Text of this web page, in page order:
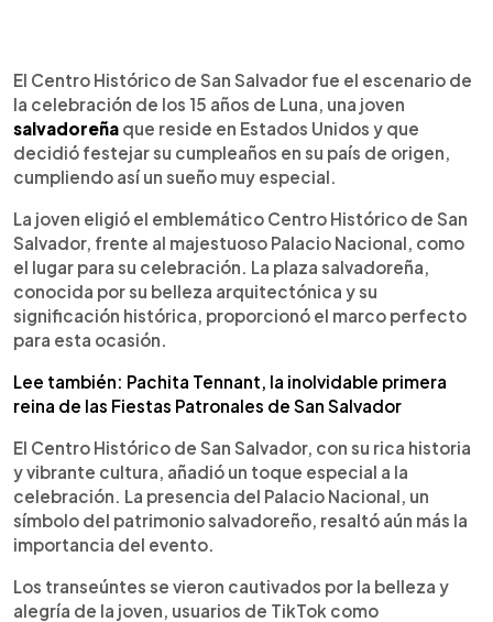
Escuchar artículo
El Centro Histórico de San Salvador fue el escenario de
la celebración de los 15 años de Luna, una joven
salvadoreña que reside en Estados Unidos y que
decidió festejar su cumpleaños en su país de origen,
cumpliendo así un sueño muy especial.
La joven eligió el emblemático Centro Histórico de San
Salvador, frente al majestuoso Palacio Nacional, como
el lugar para su celebración. La plaza salvadoreña,
conocida por su belleza arquitectónica y su
significación histórica, proporcionó el marco perfecto
para esta ocasión.
Lee también: Pachita Tennant, la inolvidable primera
reina de las Fiestas Patronales de San Salvador
El Centro Histórico de San Salvador, con su rica historia
y vibrante cultura, añadió un toque especial a la
celebración. La presencia del Palacio Nacional, un
símbolo del patrimonio salvadoreño, resaltó aún más la
importancia del evento.
Los transeúntes se vieron cautivados por la belleza y
alegría de la joven, usuarios de TikTok como